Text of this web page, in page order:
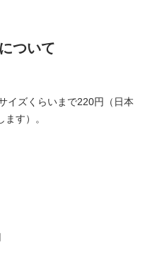
ついて
イズくらいまで220円（日本
す）。